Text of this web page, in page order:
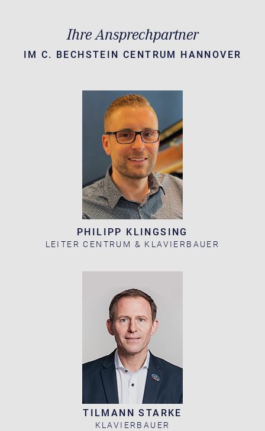
Ihre Ansprechpartner
IM C. BECHSTEIN CENTRUM HANNOVER
PHILIPP KLINGSING
LEITER CENTRUM & KLAVIERBAUER
TILMANN STARKE
KLAVIERBAUER